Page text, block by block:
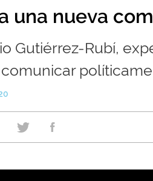
una nueva
Gutiérrez-Rubí,